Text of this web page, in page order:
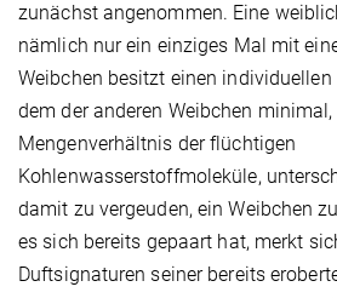
zunächst angenommen. Eine
nämlich nur ein einziges Mal mit
Weibchen besitzt einen individuellen
dem der anderen Weibchen
Mengenverhältnis der flüchtigen
Kohlenwasserstoffmoleküle,
damit zu vergeuden, ein Weibchen
es sich bereits gepaart hat, merkt
Duftsignaturen seiner bereits